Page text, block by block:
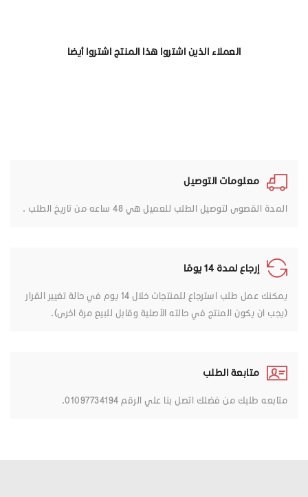
العملاء الذين اشتروا هذا المنتج اشتروا أيضا
معلومات التوصيل
المدة القصوى لتوصيل الطلب للعميل هي 48 ساعه من تاريخ الطلب .
إرجاع لمدة 14 يومًا
يمكنك عمل طلب استرجاع للمنتجات خلال 14 يوم في حالة تغيير القرار
(يجب ان يكون المنتج في حالته الأصلية وقابل للبيع مرة اخرى).
متابعة الطلب
متابعه طلبك من فضلك اتصل بنا علي الرقم 01097734194.